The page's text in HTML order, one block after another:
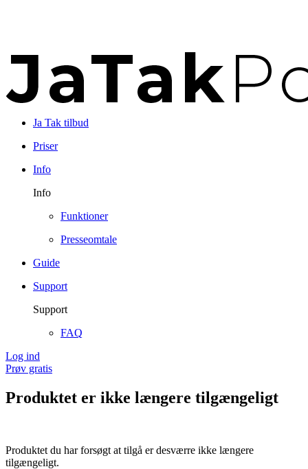
Ja Tak tilbud
Priser
Info
Info
Funktioner
Presseomtale
Guide
Support
Support
FAQ
Log ind
Prøv gratis
Produktet er ikke længere tilgængeligt
Produktet du har forsøgt at tilgå er desværre ikke længere
tilgængeligt.